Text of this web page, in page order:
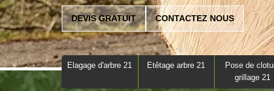
DEVIS GRATUIT CONTACTEZ NOUS
Elagage d'arbre 21 Etêtage arbre 21
Pose de
grillage 21